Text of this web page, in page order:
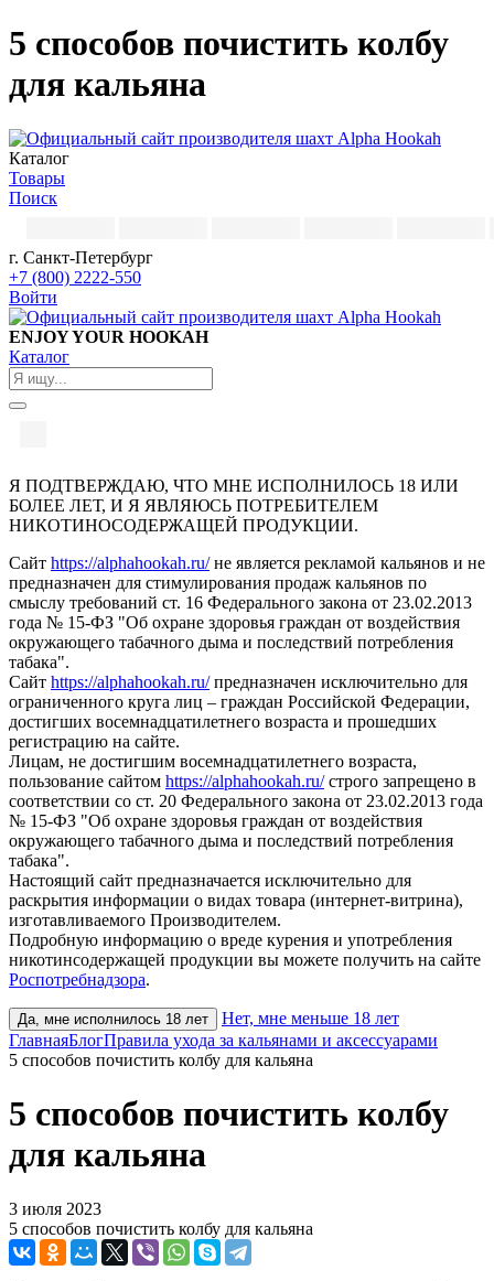
5 способов почистить колбу
для кальяна
Каталог
Товары
Поиск
г. Санкт-Петербург
+7 (800) 2222-550
Войти
ENJOY YOUR HOOKAH
Каталог
Я ПОДТВЕРЖДАЮ, ЧТО МНЕ ИСПОЛНИЛОСЬ 18 ИЛИ
БОЛЕЕ ЛЕТ, И Я ЯВЛЯЮСЬ ПОТРЕБИТЕЛЕМ
НИКОТИНОСОДЕРЖАЩЕЙ ПРОДУКЦИИ.
Сайт https://alphahookah.ru/не является рекламой кальянов и не
предназначен для стимулирования продаж кальянов по
смыслу требований ст. 16 Федерального закона от 23.02.2013
года № 15-ФЗ "Об охране здоровья граждан от воздействия
окружающего табачного дыма и последствий потребления
табака".
Сайт https://alphahookah.ru/предназначен исключительно для
ограниченного круга лиц – граждан Российской Федерации,
достигших восемнадцатилетнего возраста и прошедших
регистрацию на сайте.
Лицам, не достигшим восемнадцатилетнего возраста,
пользование сайтом https://alphahookah.ru/строго запрещено в
соответствии со ст. 20 Федерального закона от 23.02.2013 года
№ 15-ФЗ "Об охране здоровья граждан от воздействия
окружающего табачного дыма и последствий потребления
табака".
Настоящий сайт предназначается исключительно для
раскрытия информации о видах товара (интернет-витрина),
изготавливаемого Производителем.
Подробную информацию о вреде курения и употребления
никотинсодержащей продукции вы можете получить на сайте
Роспотребнадзора.
Да, мне исполнилось 18 лет
Нет, мне меньше 18 лет
ГлавнаяБлогПравила ухода за кальянами и аксессуарами
5 способов почистить колбу для кальяна
5 способов почистить колбу
для кальяна
3 июля 2023
5 способов почистить колбу для кальяна